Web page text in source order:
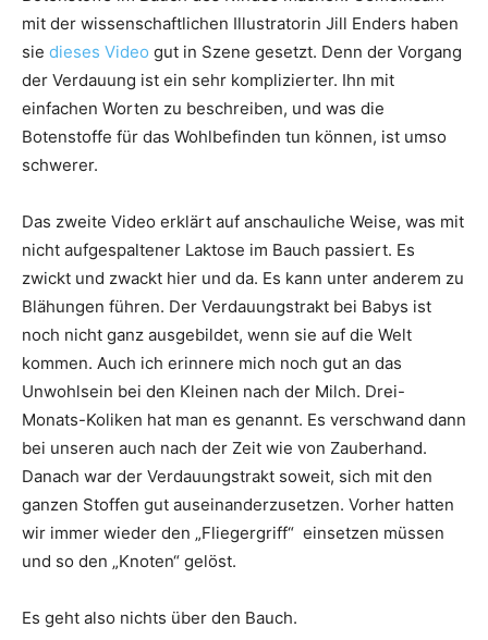
mit der wissenschaftlichen Illustratorin Jill Enders haben
sie dieses Video gut in Szene gesetzt. Denn der Vorgang
der Verdauung ist ein sehr komplizierter. Ihn mit
einfachen Worten zu beschreiben, und was die
Botenstoffe für das Wohlbefinden tun können, ist umso
schwerer.
Das zweite Video erklärt auf anschauliche Weise, was mit
nicht aufgespaltener Laktose im Bauch passiert. Es
zwickt und zwackt hier und da. Es kann unter anderem zu
Blähungen führen. Der Verdauungstrakt bei Babys ist
noch nicht ganz ausgebildet, wenn sie auf die Welt
kommen. Auch ich erinnere mich noch gut an das
Unwohlsein bei den Kleinen nach der Milch. Drei-
Monats-Koliken hat man es genannt. Es verschwand dann
bei unseren auch nach der Zeit wie von Zauberhand.
Danach war der Verdauungstrakt soweit, sich mit den
ganzen Stoffen gut auseinanderzusetzen. Vorher hatten
wir immer wieder den „Fliegergriff“ einsetzen müssen
und so den „Knoten“ gelöst.
Es geht also nichts über den Bauch.